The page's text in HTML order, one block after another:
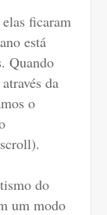
ficaram
está
Quando
da
o
do
um modo